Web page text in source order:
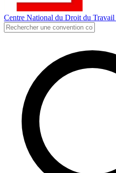
Centre National du Droit du Travail